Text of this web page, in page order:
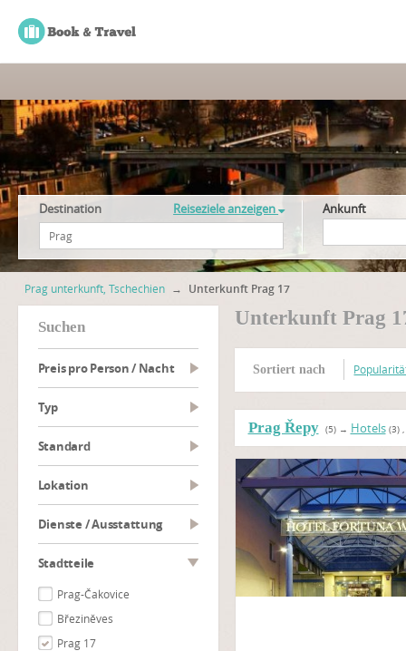
Destination Reiseziele anzeigen Ankunft
Prag unterkunft, Tschechien → Unterkunft Prag 17
suchen
Preis pro Person / Nacht
Typ
Standard
Lokation
Dienste / Ausstattung
Stadtteile
Prag-Čakovice
Březiněves
Prag 17
Unterkunft Prag
Sortiert nach
Prag Řepy (5)→ Hotels (3),